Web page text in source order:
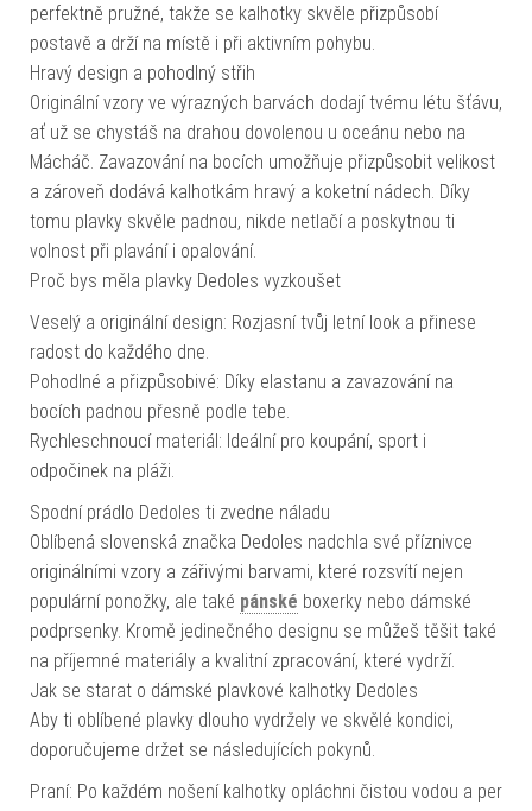
perfektně pružné, takže se kalhotky skvěle přizpůsobí
postavě a drží na místě i při aktivním pohybu.
Hravý design a pohodlný střih
Originální vzory ve výrazných barvách dodají tvému létu šťávu,
ať už se chystáš na drahou dovolenou u oceánu nebo na
Mácháč. Zavazování na bocích umožňuje přizpůsobit velikost
a zároveň dodává kalhotkám hravý a koketní nádech. Díky
tomu plavky skvěle padnou, nikde netlačí a poskytnou ti
volnost při plavání i opalování.
Proč bys měla plavky Dedoles vyzkoušet
Veselý a originální design: Rozjasní tvůj letní look a přinese
radost do každého dne.
Pohodlné a přizpůsobivé: Díky elastanu a zavazování na
bocích padnou přesně podle tebe.
Rychleschnoucí materiál: Ideální pro koupání, sport i
odpočinek na pláži.
Spodní prádlo Dedoles ti zvedne náladu
Oblíbená slovenská značka Dedoles nadchla své příznivce
originálními vzory a zářivými barvami, které rozsvítí nejen
populární ponožky, ale také pánské boxerky nebo dámské
podprsenky. Kromě jedinečného designu se můžeš těšit také
na příjemné materiály a kvalitní zpracování, které vydrží.
Jak se starat o dámské plavkové kalhotky Dedoles
Aby ti oblíbené plavky dlouho vydržely ve skvělé kondici,
doporučujeme držet se následujících pokynů.
Praní: Po každém nošení kalhotky opláchni čistou vodou a per